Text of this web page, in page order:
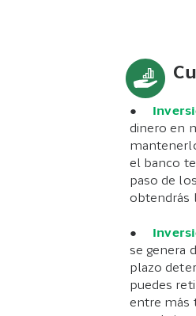
●
dinero en
el banco
paso de
obtendrás
●
se genera
plazo
puedes
entre más